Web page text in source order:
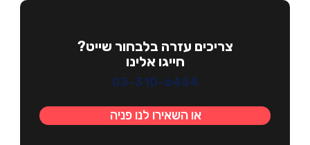
צריכים עזרה בלבחור שייט?
חייגו אלינו
03-310-6454
או השאירו לנו פניה